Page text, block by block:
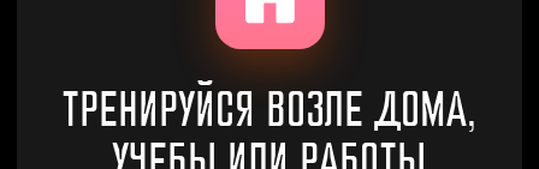
11 ФИЛИАЛОВ
ПО ГОРОДУ АСТАНА